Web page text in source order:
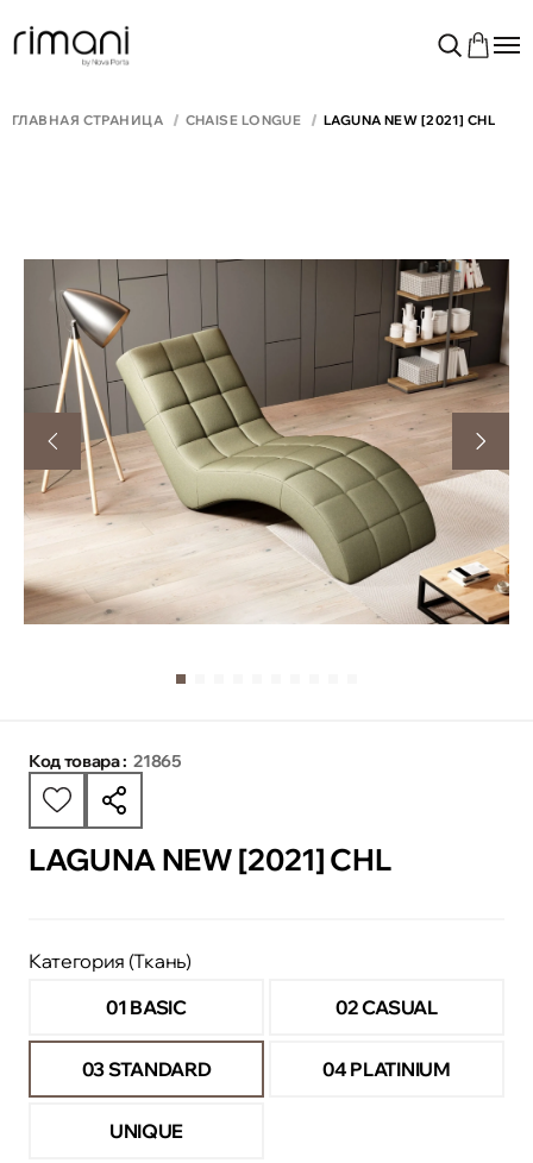
ГЛАВНАЯ СТРАНИЦА CHAISE LONGUE LAGUNA NEW [2021] CHL
Код товара : 21865
LAGUNA NEW [2021] CHL
Категория (Ткань)
01 BASIC
02 CASUAL
03 STANDARD 04 PLATINIUM
UNIQUE